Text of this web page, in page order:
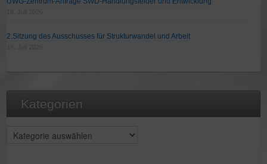
2.Sitzung des Ausschusses für Strukturwandel und Arbeit
Kategorien
Kategorien